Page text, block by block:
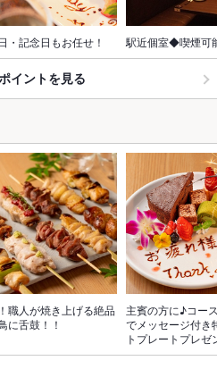
・記念日もお任せ！ 駅近個室◆喫煙可
イントを見る
職人が焼き上げる絶品
に舌鼓！！
主賓の方に♪コー
でメッセージ付き
トプレートプレゼ